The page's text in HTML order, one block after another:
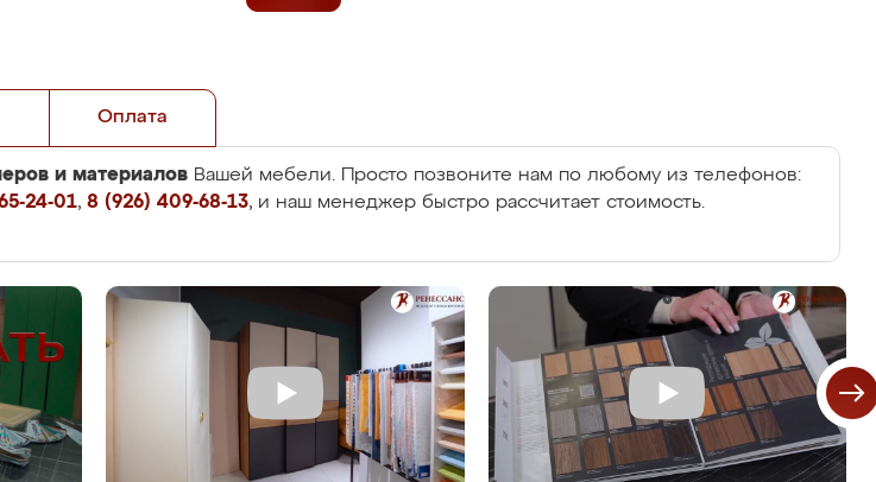
Оплата
и материалов Вашей мебели. Просто позвоните нам по любому из телефонов:
24-01, 8 (926) 409-68-13, и наш менеджер быстро рассчитает стоимость.